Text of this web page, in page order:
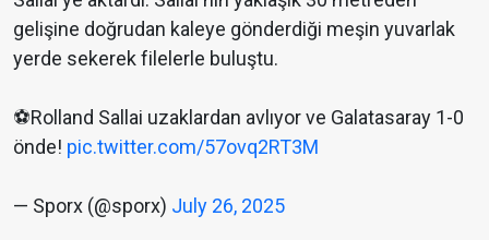
gelişine doğrudan kaleye gönderdiği meşin yuvarlak
yerde sekerek filelerle buluştu.
⚽️Rolland Sallai uzaklardan avlıyor ve Galatasaray 1-0
önde! pic.twitter.com/57ovq2RT3M
— Sporx (@sporx) July 26, 2025